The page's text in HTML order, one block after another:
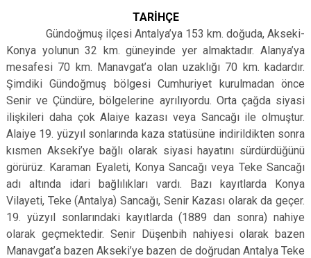
Gazipaşa
Gündoğmuş
İbradı
Demre
Kaş
Kemer
Serik
Aksu
Döşemealtı
Kepez
Konyaaltı
Muratpaşa
TARİHÇE
Gündoğmuş ilçesi Antalya’ya 153 km. doğuda, Akseki-
Konya yolunun 32 km. güneyinde yer almaktadır. Alanya’ya
mesafesi 70 km. Manavgat’a olan uzaklığı 70 km. kadardır.
Şimdiki Gündoğmuş bölgesi Cumhuriyet kurulmadan önce
Senir ve Çündüre, bölgelerine ayrılıyordu. Orta çağda siyasi
ilişkileri daha çok Alaiye kazası veya Sancağı ile olmuştur.
Alaiye 19. yüzyıl sonlarında kaza statüsüne indirildikten sonra
kısmen Akseki’ye bağlı olarak siyasi hayatını sürdürdüğünü
görürüz. Karaman Eyaleti, Konya Sancağı veya Teke Sancağı
adı altında idari bağlılıkları vardı. Bazı kayıtlarda Konya
Vilayeti, Teke (Antalya) Sancağı, Senir Kazası olarak da geçer.
19. yüzyıl sonlarındaki kayıtlarda (1889 dan sonra) nahiye
olarak geçmektedir. Senir Düşenbih nahiyesi olarak bazen
Manavgat’a bazen Akseki’ye bazen de doğrudan Antalya Teke